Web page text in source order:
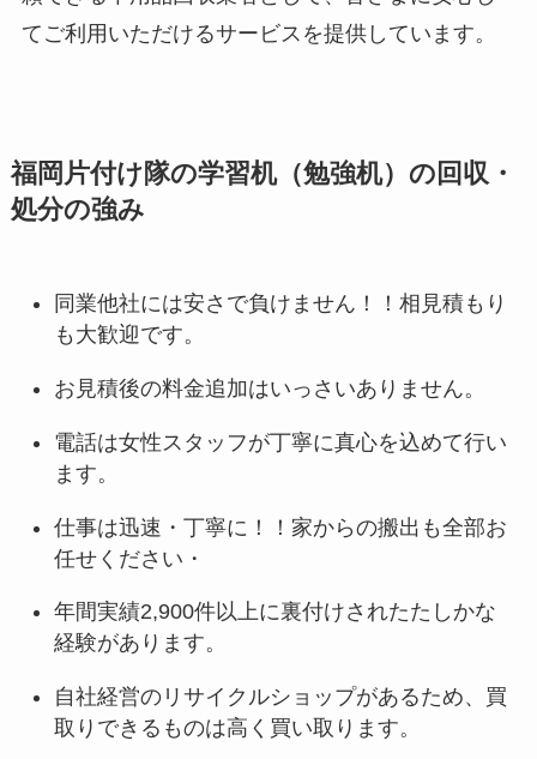
てご利用いただけるサービスを提供しています。
福岡片付け隊の学習机（勉強机）の回収・
処分の強み
同業他社には安さで負けません！！相見積もり
も大歓迎です。
お見積後の料金追加はいっさいありません。
電話は女性スタッフが丁寧に真心を込めて行い
ます。
仕事は迅速・丁寧に！！家からの搬出も全部お
任せください・
年間実績2,900件以上に裏付けされたたしかな
経験があります。
自社経営のリサイクルショップがあるため、買
取りできるものは高く買い取ります。